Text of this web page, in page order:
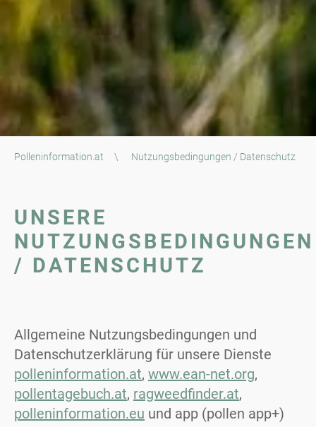
Polleninformation.at \ Nutzungsbedingungen / Datenschutz
UNSERE
NUTZUNGSBEDINGUNGEN
/ DATENSCHUTZ
Allgemeine Nutzungsbedingungen und
Datenschutzerklärung für unsere Dienste
polleninformation.at, www.ean-net.org,
pollentagebuch.at, ragweedfinder.at,
polleninformation.eu und app (pollen app+)